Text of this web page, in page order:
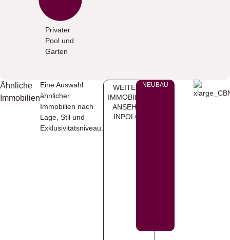
Privater
Pool und
Garten
Ähnliche
Immobilien
Eine Auswahl
ähnlicher
Immobilien nach
Lage, Stil und
Exklusivitätsniveau.
WEITERE
IMMOBILIEN
ANSEHEN
INPOLOP
NEUBAU